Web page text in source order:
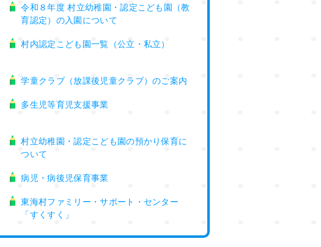
令和８年度 村立幼稚園・認定こども園（教
育認定）の入園について
村内認定こども園一覧（公立・私立）
学童クラブ（放課後児童クラブ）のご案内
多生児等育児支援事業
村立幼稚園・認定こども園の預かり保育に
ついて
病児・病後児保育事業
東海村ファミリー・サポート・センター
「すくすく」